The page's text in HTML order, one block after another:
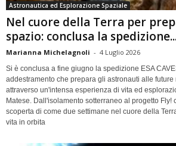
Astronautica ed Esplorazione Spaziale
Nel cuore della Terra per
spazio: conclusa la
Marianna Michelagnoli - 4 Luglio 2026
Si è conclusa a fine giugno la spedizione ESA
addestramento che prepara gli astronauti alle
attraverso un'intensa esperienza di vita ed
Matese. Dall'isolamento sotterraneo al progetto Fly!
scoperta di come due settimane nel cuore della
vita in orbita